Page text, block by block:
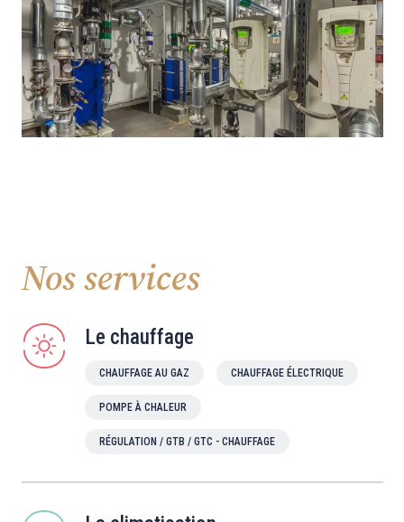
Nos services
Le chauffage
CHAUFFAGE AU GAZ CHAUFFAGE ÉLECTRIQUE
POMPE À CHALEUR
RÉGULATION / GTB / GTC - CHAUFFAGE